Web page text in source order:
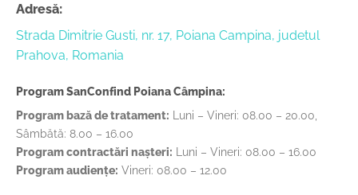
Adresă:
Strada Dimitrie Gusti, nr. 17, Poiana Campina, judetul
Prahova, Romania
Program SanConfind Poiana Câmpina:
Program bază de tratament: Luni – Vineri: 08.00 – 20.00,
Sâmbătă: 8.00 – 16.00
Program contractări nașteri: Luni – Vineri: 08.00 – 16.00
Program audiențe: Vineri: 08.00 – 12.00